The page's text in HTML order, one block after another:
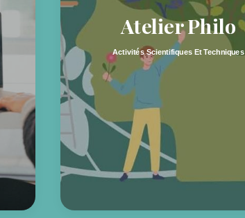
Atelier Philo
Activités Scientifiques Et Techniques